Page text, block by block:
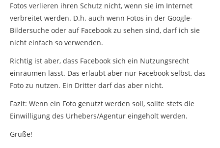
Fotos verlieren ihren Schutz nicht, wenn sie im Internet
verbreitet werden. D.h. auch wenn Fotos in der Google-
Bildersuche oder auf Facebook zu sehen sind, darf ich sie
nicht einfach so verwenden.
Richtig ist aber, dass Facebook sich ein Nutzungsrecht
einräumen lässt. Das erlaubt aber nur Facebook selbst, das
Foto zu nutzen. Ein Dritter darf das aber nicht.
Fazit: Wenn ein Foto genutzt werden soll, sollte stets die
Einwilligung des Urhebers/Agentur eingeholt werden.
Grüße!